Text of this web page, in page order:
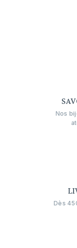
Nos
Dès